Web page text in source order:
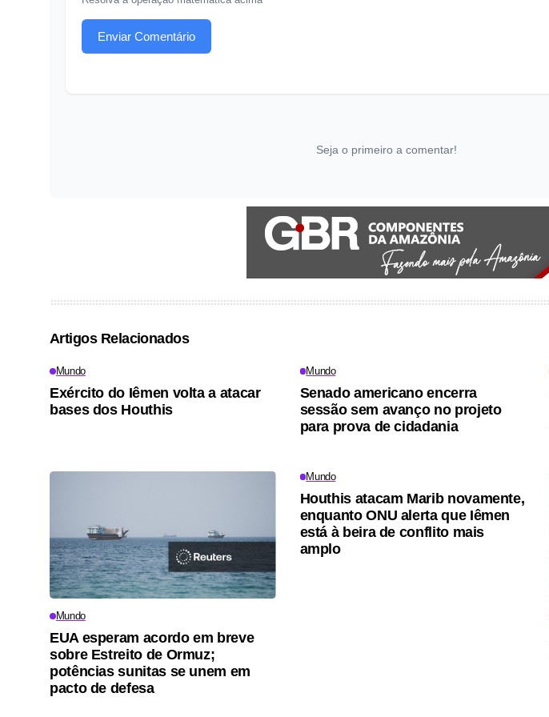
Enviar Comentário
Seja o primeiro a comentar!
Artigos Relacionados
Mundo
Exército do Iêmen volta a atacar
bases dos Houthis
Mundo
Senado americano encerra
sessão sem avanço no projeto
para prova de cidadania
Mundo
EUA esperam acordo em breve
sobre Estreito de Ormuz;
potências sunitas se unem em
pacto de defesa
Mundo
Houthis atacam Marib novamente,
enquanto ONU alerta que Iêmen
está à beira de conflito mais
amplo